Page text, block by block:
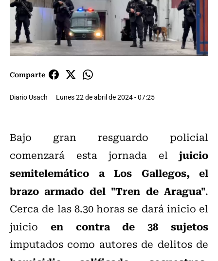
Comparte
Diario Usach Lunes 22 de abril de 2024 - 07:25
Bajo gran resguardo policial
comenzará esta jornada eljuicio
semitelemático a Los Gallegos, el
brazo armado del "Tren de Aragua".
Cerca de las 8.30 horas se dará inicio el
juicio en contra de 38 sujetos
imputados como autores de delitos de